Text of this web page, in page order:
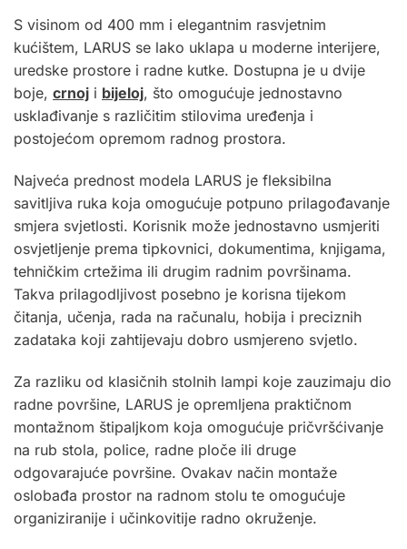
S visinom od 400 mm i elegantnim rasvjetnim
kućištem, LARUS se lako uklapa u moderne interijere,
uredske prostore i radne kutke. Dostupna je u dvije
boje, crnoj i bijeloj, što omogućuje jednostavno
usklađivanje s različitim stilovima uređenja i
postojećom opremom radnog prostora.
Najveća prednost modela LARUS je fleksibilna
savitljiva ruka koja omogućuje potpuno prilagođavanje
smjera svjetlosti. Korisnik može jednostavno usmjeriti
osvjetljenje prema tipkovnici, dokumentima, knjigama,
tehničkim crtežima ili drugim radnim površinama.
Takva prilagodljivost posebno je korisna tijekom
čitanja, učenja, rada na računalu, hobija i preciznih
zadataka koji zahtijevaju dobro usmjereno svjetlo.
Za razliku od klasičnih stolnih lampi koje zauzimaju dio
radne površine, LARUS je opremljena praktičnom
montažnom štipaljkom koja omogućuje pričvršćivanje
na rub stola, police, radne ploče ili druge
odgovarajuće površine. Ovakav način montaže
oslobađa prostor na radnom stolu te omogućuje
organiziranije i učinkovitije radno okruženje.